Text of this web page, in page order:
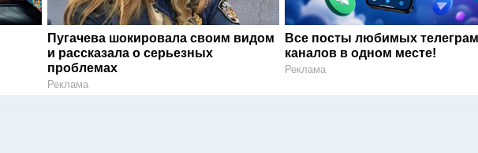
Пугачева шокировала своим видом
и рассказала о серьезных
проблемах
Реклама
Все посты любимых
каналов в одном месте!
Реклама